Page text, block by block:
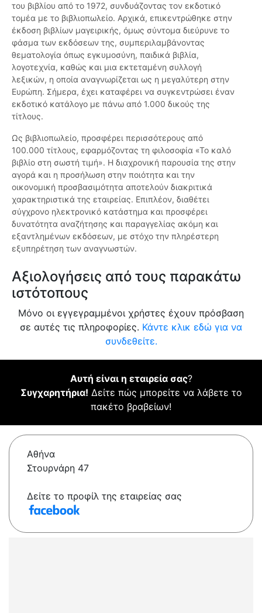
του βιβλίου από το 1972, συνδυάζοντας τον εκδοτικό
τομέα με το βιβλιοπωλείο. Αρχικά, επικεντρώθηκε στην
έκδοση βιβλίων μαγειρικής, όμως σύντομα διεύρυνε το
φάσμα των εκδόσεων της, συμπεριλαμβάνοντας
θεματολογία όπως εγκυμοσύνη, παιδικά βιβλία,
λογοτεχνία, καθώς και μια εκτεταμένη συλλογή
λεξικών, η οποία αναγνωρίζεται ως η μεγαλύτερη στην
Ευρώπη. Σήμερα, έχει καταφέρει να συγκεντρώσει έναν
εκδοτικό κατάλογο με πάνω από 1.000 δικούς της
τίτλους.
Ως βιβλιοπωλείο, προσφέρει περισσότερους από
100.000 τίτλους, εφαρμόζοντας τη φιλοσοφία «Το καλό
βιβλίο στη σωστή τιμή». Η διαχρονική παρουσία της στην
αγορά και η προσήλωση στην ποιότητα και την
οικονομική προσβασιμότητα αποτελούν διακριτικά
χαρακτηριστικά της εταιρείας. Επιπλέον, διαθέτει
σύγχρονο ηλεκτρονικό κατάστημα και προσφέρει
δυνατότητα αναζήτησης και παραγγελίας ακόμη και
εξαντλημένων εκδόσεων, με στόχο την πληρέστερη
εξυπηρέτηση των αναγνωστών.
Αξιολογήσεις από τους παρακάτω
ιστότοπους
Μόνο οι εγγεγραμμένοι χρήστες έχουν πρόσβαση
σε αυτές τις πληροφορίες. Κάντε κλικ εδώ για να
συνδεθείτε.
Αυτή είναι η εταιρεία σας?
Συγχαρητήρια! Δείτε πώς μπορείτε να λάβετε το
πακέτο βραβείων!
Αθήνα
Στουρνάρη 47
Δείτε το προφίλ της εταιρείας σας